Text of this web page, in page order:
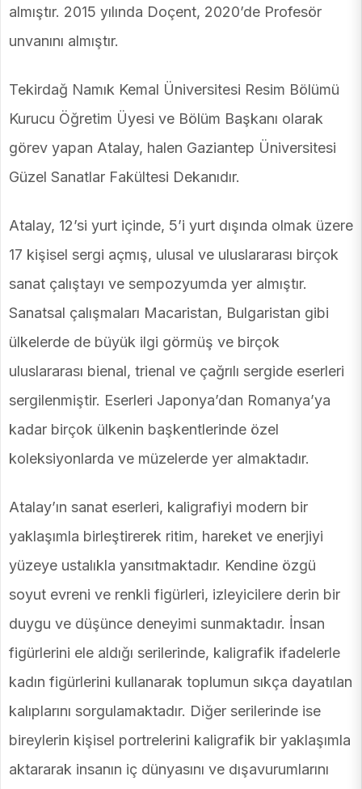
almıştır. 2015 yılında Doçent, 2020’de Profesör
unvanını almıştır.
Tekirdağ Namık Kemal Üniversitesi Resim Bölümü
Kurucu Öğretim Üyesi ve Bölüm Başkanı olarak
görev yapan Atalay, halen Gaziantep Üniversitesi
Güzel Sanatlar Fakültesi Dekanıdır.
Atalay, 12’si yurt içinde, 5’i yurt dışında olmak üzere
17 kişisel sergi açmış, ulusal ve uluslararası birçok
sanat çalıştayı ve sempozyumda yer almıştır.
Sanatsal çalışmaları Macaristan, Bulgaristan gibi
ülkelerde de büyük ilgi görmüş ve birçok
uluslararası bienal, trienal ve çağrılı sergide eserleri
sergilenmiştir. Eserleri Japonya’dan Romanya’ya
kadar birçok ülkenin başkentlerinde özel
koleksiyonlarda ve müzelerde yer almaktadır.
Atalay’ın sanat eserleri, kaligrafiyi modern bir
yaklaşımla birleştirerek ritim, hareket ve enerjiyi
yüzeye ustalıkla yansıtmaktadır. Kendine özgü
soyut evreni ve renkli figürleri, izleyicilere derin bir
duygu ve düşünce deneyimi sunmaktadır. İnsan
figürlerini ele aldığı serilerinde, kaligrafik ifadelerle
kadın figürlerini kullanarak toplumun sıkça dayatılan
kalıplarını sorgulamaktadır. Diğer serilerinde ise
bireylerin kişisel portrelerini kaligrafik bir yaklaşımla
aktararak insanın iç dünyasını ve dışavurumlarını